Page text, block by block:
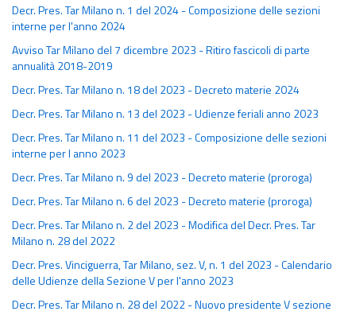
Decr. Pres. Tar Milano n. 1 del 2024 - Composizione delle sezioni
interne per l'anno 2024
Avviso Tar Milano del 7 dicembre 2023 - Ritiro fascicoli di parte
annualità 2018-2019
Decr. Pres. Tar Milano n. 18 del 2023 - Decreto materie 2024
Decr. Pres. Tar Milano n. 13 del 2023 - Udienze feriali anno 2023
Decr. Pres. Tar Milano n. 11 del 2023 - Composizione delle sezioni
interne per l anno 2023
Decr. Pres. Tar Milano n. 9 del 2023 - Decreto materie (proroga)
Decr. Pres. Tar Milano n. 6 del 2023 - Decreto materie (proroga)
Decr. Pres. Tar Milano n. 2 del 2023 - Modifica del Decr. Pres. Tar
Milano n. 28 del 2022
Decr. Pres. Vinciguerra, Tar Milano, sez. V, n. 1 del 2023 - Calendario
delle Udienze della Sezione V per l'anno 2023
Decr. Pres. Tar Milano n. 28 del 2022 - Nuovo presidente V sezione